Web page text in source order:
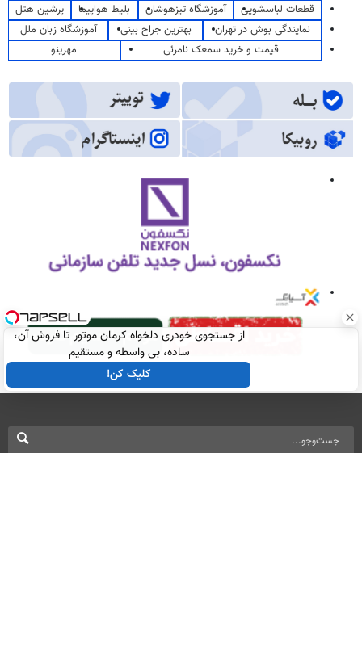
قطعات لباسشویی
آموزشگاه تیزهوشان بلیط هواپیما
پرشین هتل
نمایندگی بوش در تهران
بهترین جراح بینی
آموزشگاه زبان ملل
قیمت و خرید سمعک نامرئی
مهرینو
از جستجوی خودری دلخواه کرمان موتور تا فروش آن،
ساده، بی واسطه و مستقیم
کلیک کن!